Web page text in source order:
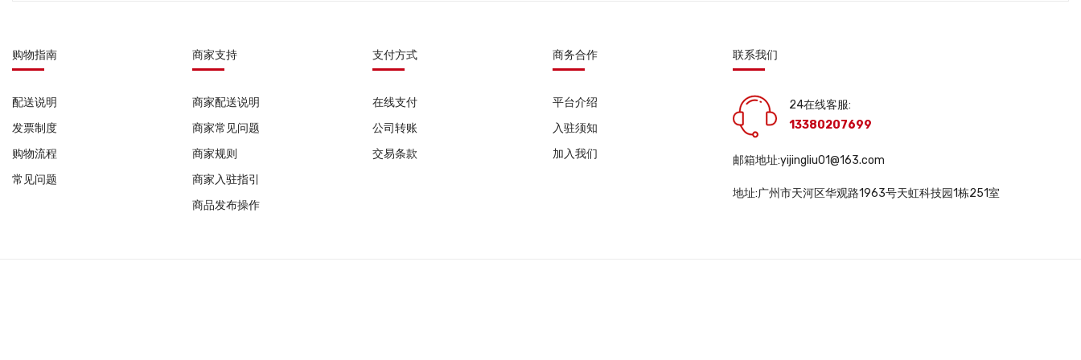
购物指南
配送说明
发票制度
购物流程
常见问题
商家支持
商家配送说明
商家常见问题
商家规则
商家入驻指引
商品发布操作
支付方式
在线支付
公司转账
交易条款
商务合作
平台介绍
入驻须知
加入我们
联系我们
24在线客服:
13380207699
邮箱地址:yijingliu01@163.com
地址:广州市天河区华观路1963号天虹科技园1栋251室